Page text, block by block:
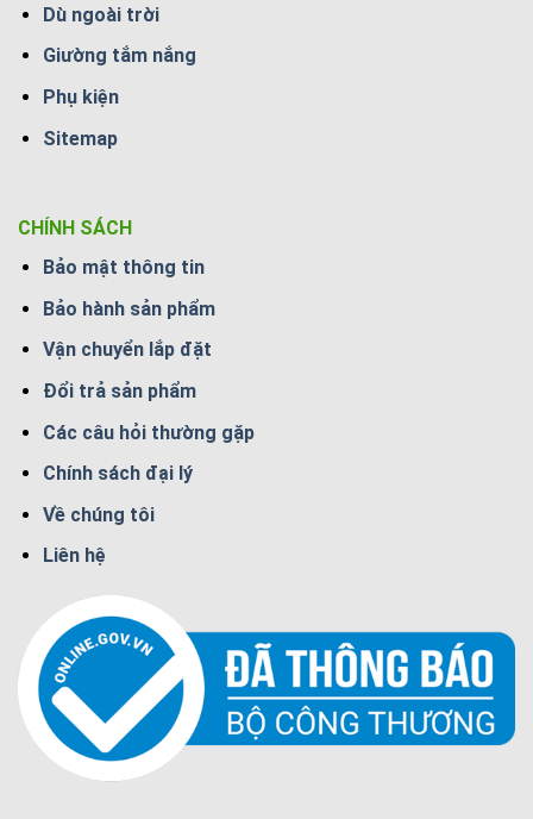
Dù ngoài trời
Giường tắm nắng
Phụ kiện
Sitemap
CHÍNH SÁCH
Bảo mật thông tin
Bảo hành sản phẩm
Vận chuyển lắp đặt
Đổi trả sản phẩm
Các câu hỏi thường gặp
Chính sách đại lý
Về chúng tôi
Liên hệ